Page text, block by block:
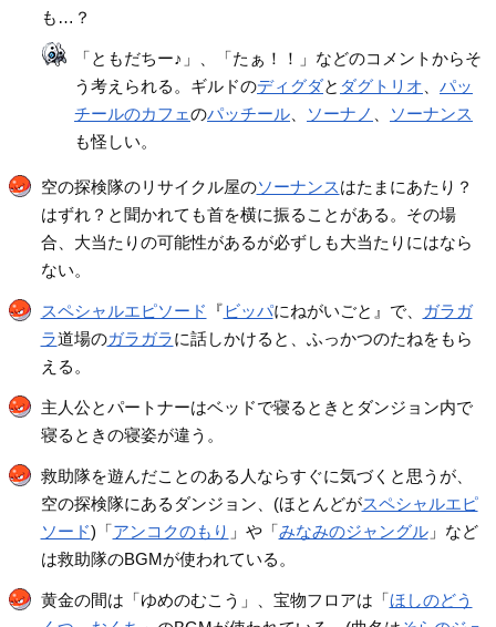
も…？
「ともだちー♪」、「たぁ！！」などのコメントからそ
う考えられる。ギルドのディグダと ダグトリオ 、パッ
チールのカフェのパッチール ソーナノ
ソーナンス
も怪しい。
空の探検隊のリサイクル屋のソーナンスはたまにあたり？
はずれ？と聞かれても首を横に振ることがある。その場
合、大当たりの可能性があるが必ずしも大当たりにはなら
ない。
スペシャルエピソード 『ビッパにねがいごと』で、
ガラガ
ラ道場のガラガラに話しかけると、ふっかつのたねをもら
える。
主人公とパートナーはベッドで寝るときとダンジョン内で
寝るときの寝姿が違う。
救助隊を遊んだことのある人ならすぐに気づくと思うが、
空の探検隊にあるダンジョン、(ほとんどがスペシャルエピ
ソード)「アンコクのもり 」や「みなみのジャングル」など
は救助隊のBGMが使われている。
黄金の間は「ゆめのむこう」、宝物フロアは「ほしのどう